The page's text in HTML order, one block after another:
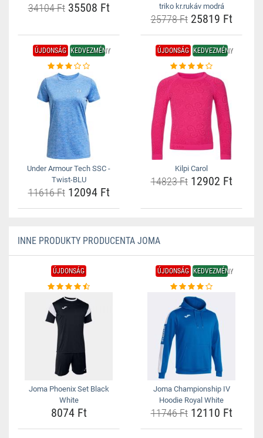
34104 Ft35508 Ft
triko kr.rukáv modrá
25778 Ft25819 Ft
ÚJDONSÁG KEDVEZMÉNY
Under Armour Tech SSC -
Twist-BLU
11616 Ft12094 Ft
ÚJDONSÁG KEDVEZMÉNY
Kilpi Carol
14823 Ft12902 Ft
INNE PRODUKTY PRODUCENTA JOMA
ÚJDONSÁG
Joma Phoenix Set Black
White
8074 Ft
ÚJDONSÁG KEDVEZMÉNY
Joma Championship IV
Hoodie Royal White
11746 Ft12110 Ft